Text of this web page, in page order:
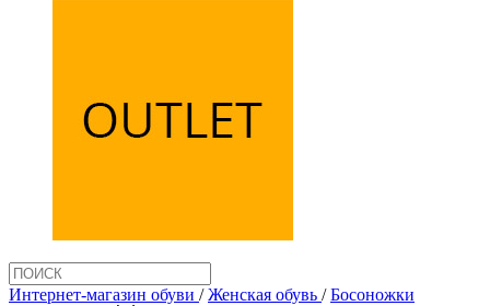
Интернет-магазин обуви /Женская обувь /Босоножки